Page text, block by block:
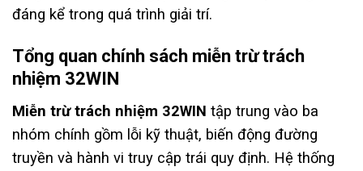
đáng kể trong quá trình giải trí.
Tổng quan chính sách miễn trừ trách
nhiệm 32WIN
Miễn trừ trách nhiệm 32WIN tập trung vào ba
nhóm chính gồm lỗi kỹ thuật, biến động đường
truyền và hành vi truy cập trái quy định. Hệ thống